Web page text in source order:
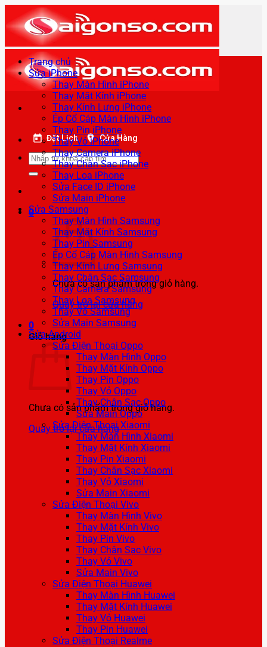
qua
nội
dung
Đặt Lịch Cửa Hàng
Tìm
kiếm:
0
Chưa có sản phẩm trong giỏ hàng.
Quay trở lại cửa hàng
0
Giỏ hàng
Chưa có sản phẩm trong giỏ hàng.
Quay trở lại cửa hàng
Trang chủ
Sửa iPhone
Thay Màn Hình iPhone
Thay Mặt Kính iPhone
Thay Kính Lưng iPhone
Ép Cổ Cáp Màn Hình iPhone
Thay Pin iPhone
Thay Vỏ iPhone
Thay Camera iPhone
Thay Chân Sạc iPhone
Thay Loa iPhone
Sửa Face ID iPhone
Sửa Main iPhone
Sửa Samsung
Thay Màn Hình Samsung
Thay Mặt Kính Samsung
Thay Pin Samsung
Ép Cổ Cáp Màn Hình Samsung
Thay Kính Lưng Samsung
Thay Chân Sạc Samsung
Thay Camera Samsung
Thay Loa Samsung
Thay Vỏ Samsung
Sửa Main Samsung
Sửa Android
Sửa Điện Thoại Oppo
Thay Màn Hình Oppo
Thay Mặt Kính Oppo
Thay Pin Oppo
Thay Vỏ Oppo
Thay Chân Sạc Oppo
Sửa Main Oppo
Sửa Điện Thoại Xiaomi
Thay Màn Hình Xiaomi
Thay Mặt Kính Xiaomi
Thay Pin Xiaomi
Thay Chân Sạc Xiaomi
Thay Vỏ Xiaomi
Sửa Main Xiaomi
Sửa Điện Thoại Vivo
Thay Màn Hình Vivo
Thay Mặt Kính Vivo
Thay Pin Vivo
Thay Chân Sạc Vivo
Thay Vỏ Vivo
Sửa Main Vivo
Sửa Điện Thoại Huawei
Thay Màn Hình Huawei
Thay Mặt Kính Huawei
Thay Vỏ Huawei
Thay Pin Huawei
Sửa Điện Thoại Realme